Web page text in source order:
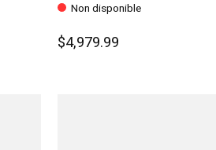
Non disponible
$4,979.99